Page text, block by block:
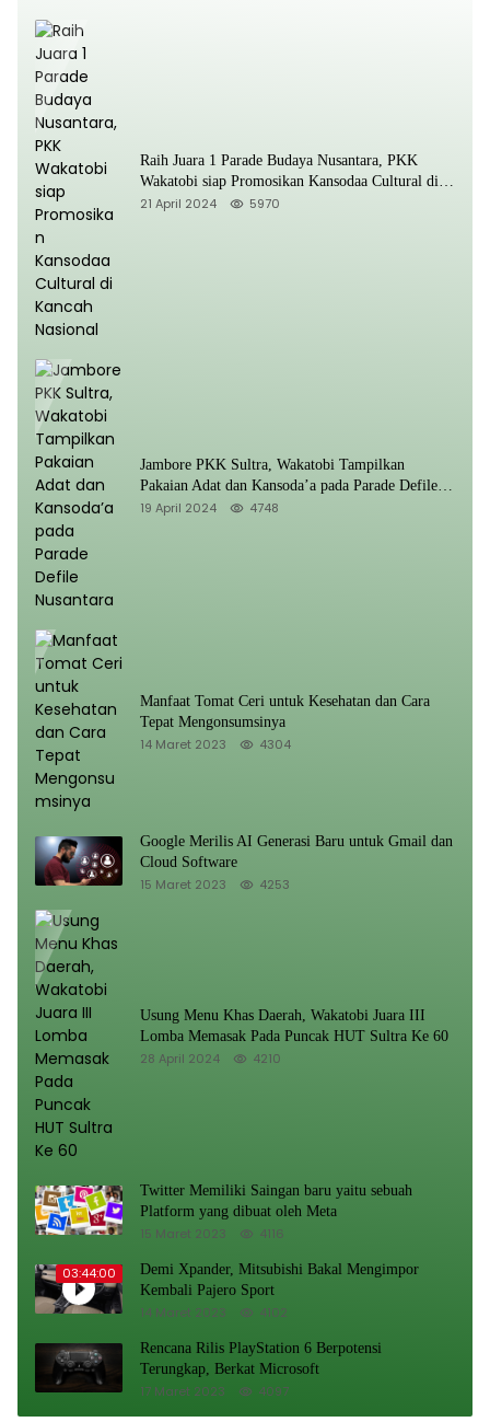
Raih Juara 1 Parade Budaya Nusantara, PKK
Wakatobi siap Promosikan Kansodaa Cultural di
Kancah Nasional
21 April 2024 5970
Jambore PKK Sultra, Wakatobi Tampilkan
Pakaian Adat dan Kansoda’a pada Parade Defile
Nusantara
19 April 2024 4748
Manfaat Tomat Ceri untuk Kesehatan dan Cara
Tepat Mengonsumsinya
14 Maret 2023 4304
Google Merilis AI Generasi Baru untuk Gmail dan
Cloud Software
15 Maret 2023 4253
Usung Menu Khas Daerah, Wakatobi Juara III
Lomba Memasak Pada Puncak HUT Sultra Ke 60
28 April 2024 4210
Twitter Memiliki Saingan baru yaitu sebuah
Platform yang dibuat oleh Meta
15 Maret 2023 4116
03:44:00
Demi Xpander, Mitsubishi Bakal Mengimpor
Kembali Pajero Sport
14 Maret 2023 4102
Rencana Rilis PlayStation 6 Berpotensi
Terungkap, Berkat Microsoft
17 Maret 2023 4097